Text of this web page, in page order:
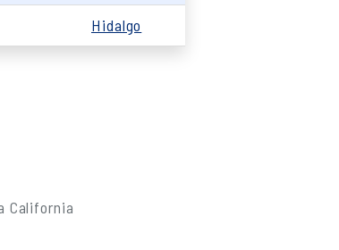
Hidalgo
California